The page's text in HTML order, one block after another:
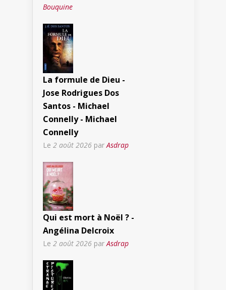
Bouquine
La formule de Dieu -
Jose Rodrigues Dos
Santos - Michael
Connelly - Michael
Connelly
Le 2 août 2026 parAsdrap
Qui est mort à Noël ? -
Angélina Delcroix
Le 2 août 2026 par Asdrap